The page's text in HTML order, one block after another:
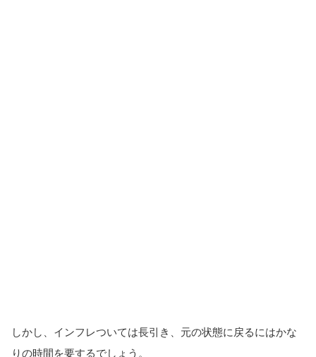
しかし、インフレついては長引き、元の状態に戻るにはかな
りの時間を要するでしょう。